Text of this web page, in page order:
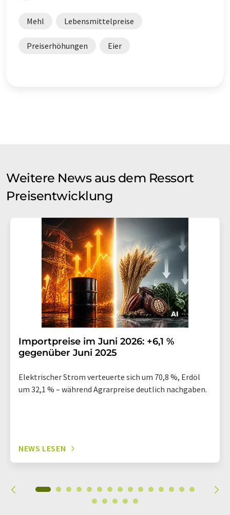
Mehl Lebensmittelpreise
Preiserhöhungen Eier
Weitere News aus dem Ressort
Preisentwicklung
Importpreise im Juni 2026: +6,1 %
gegenüber Juni 2025
Elektrischer Strom verteuerte sich um 70,8 %, Erdöl
um 32,1 % – während Agrarpreise deutlich nachgaben.
NEWS LESEN